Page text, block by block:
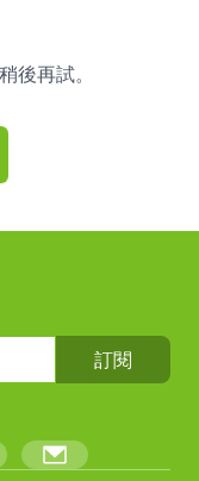
後再試。
訂閱